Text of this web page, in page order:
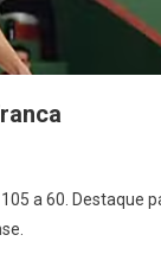
a 60. Destaque